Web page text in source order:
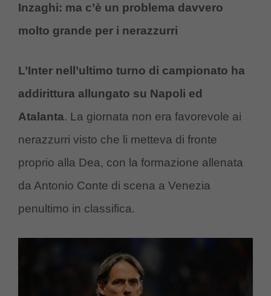
Inzaghi: ma c’è un problema davvero
molto grande per i nerazzurri
L’Inter nell’ultimo turno di campionato ha
addirittura allungato su Napoli ed
Atalanta. La giornata non era favorevole ai
nerazzurri visto che li metteva di fronte
proprio alla Dea, con la formazione allenata
da Antonio Conte di scena a Venezia
penultimo in classifica.